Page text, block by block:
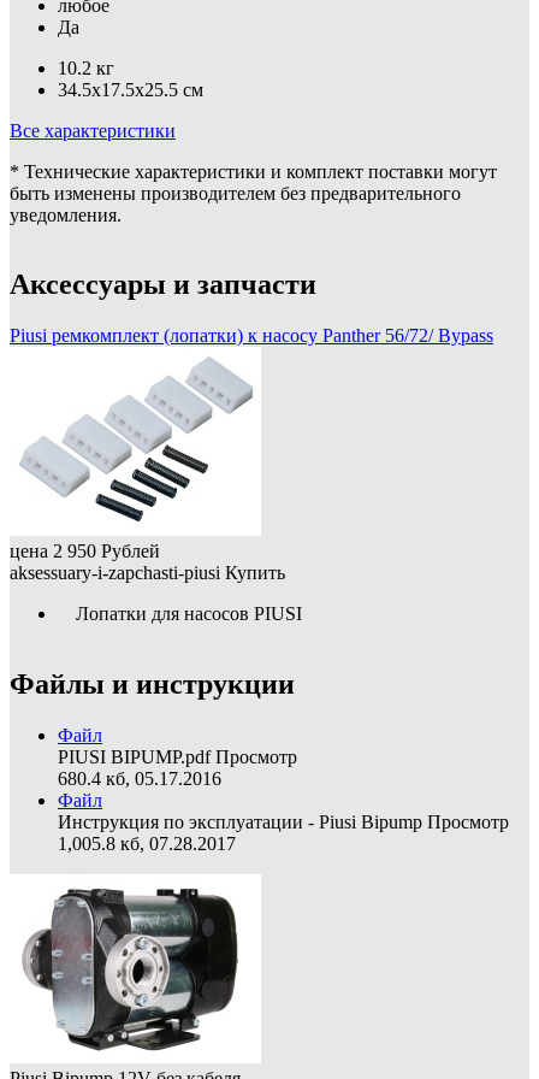
любое
Да
10.2 кг
34.5x17.5x25.5 см
Все характеристики
* Технические характеристики и комплект поставки могут
быть изменены производителем без предварительного
уведомления.
Аксессуары и запчасти
Piusi ремкомплект (лопатки) к насосу Panther 56/72/ Bypass
цена 2 950 Рублей
aksessuary-i-zapchasti-piusi Купить
Лопатки для насосов PIUSI
Файлы и инструкции
Файл
PIUSI BIPUMP.pdf Просмотр
680.4 кб, 05.17.2016
Файл
Инструкция по эксплуатации - Piusi Bipump Просмотр
1,005.8 кб, 07.28.2017